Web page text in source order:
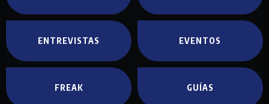
ENTREVISTAS EVENTOS
FREAK GUÍAS